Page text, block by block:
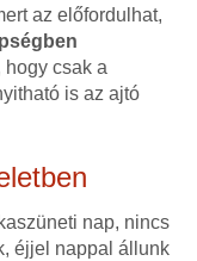
az előfordulhat,
csak a
is az ajtó
nap, nincs
éjjel nappal állunk